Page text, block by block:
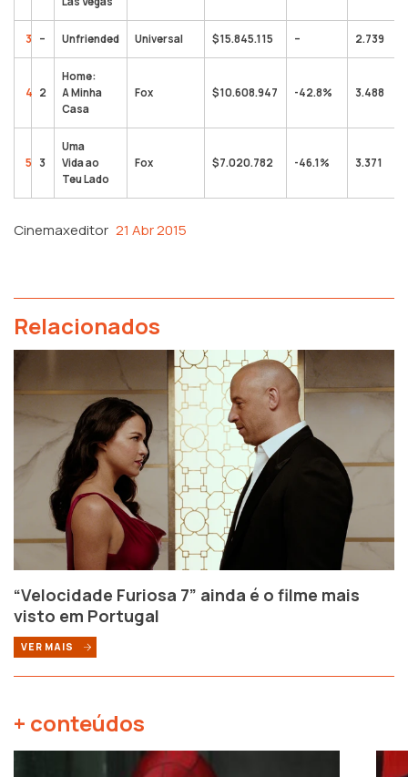
3 – Unfriended Universal $15.845.115 – 2.739
4 2
Home:
A Minha
Casa
Fox $10.608.947 -42.8% 3.488
5 3
Uma
Vida ao
Teu Lado
Fox $7.020.782 -46.1% 3.371
Cinemaxeditor 21 Abr 2015
Relacionados
“Velocidade Furiosa 7” ainda é o filme mais
visto em Portugal
VER MAIS
+ conteúdos